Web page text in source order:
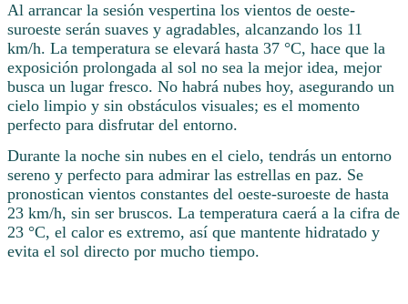
Al arrancar la sesión vespertina los vientos de oeste-
suroeste serán suaves y agradables, alcanzando los 11
km/h. La temperatura se elevará hasta 37 °C, hace que la
exposición prolongada al sol no sea la mejor idea, mejor
busca un lugar fresco. No habrá nubes hoy, asegurando un
cielo limpio y sin obstáculos visuales; es el momento
perfecto para disfrutar del entorno.
Durante la noche sin nubes en el cielo, tendrás un entorno
sereno y perfecto para admirar las estrellas en paz. Se
pronostican vientos constantes del oeste-suroeste de hasta
23 km/h, sin ser bruscos. La temperatura caerá a la cifra de
23 °C, el calor es extremo, así que mantente hidratado y
evita el sol directo por mucho tiempo.